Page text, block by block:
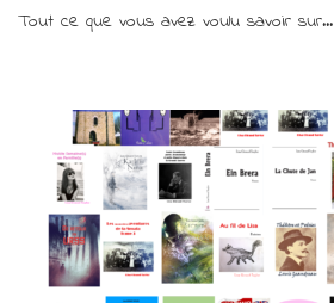
Tout ce que vous avez voulu savoir sur...